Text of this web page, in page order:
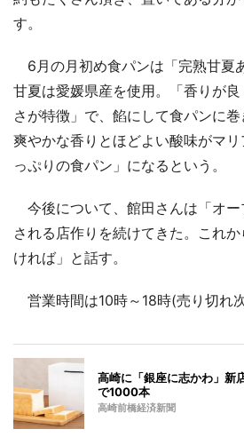
す。
6月の月初め食パンは「完熟甘夏
甘夏は愛媛県産を使用。「香りが
さが特徴」で、餡にして食パンに
爽やかな香りとほどよい酸味がマ
っぷりの食パン」になるという。
今後について、館田さんは「オ
される店作りを続けてきた。これ
ければ」と話す。
営業時間は10時～18時(売り切れ
高崎に「銀座に志かわ」新
で1000本
高崎前橋経済新聞